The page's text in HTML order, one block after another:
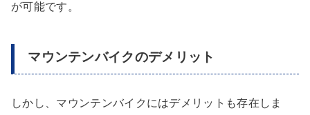
が可能です。
マウンテンバイクのデメリット
しかし、マウンテンバイクにはデメリットも存在しま